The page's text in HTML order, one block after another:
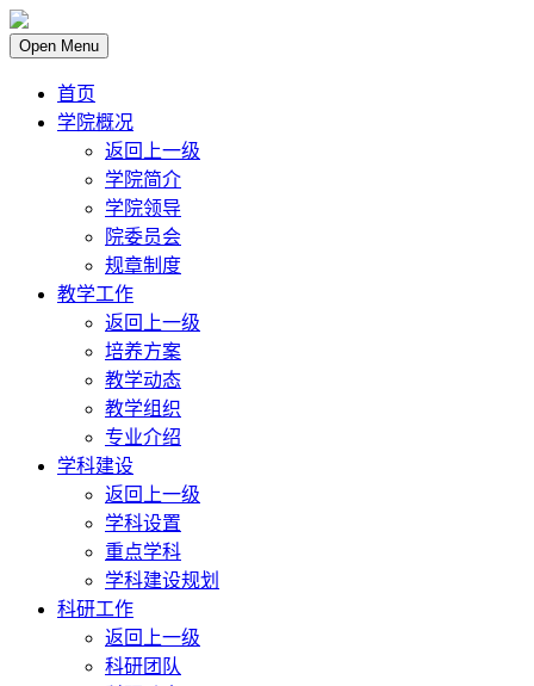
Open Menu
首页
学院概况
返回上一级
学院简介
学院领导
院委员会
规章制度
教学工作
返回上一级
培养方案
教学动态
教学组织
专业介绍
学科建设
返回上一级
学科设置
重点学科
学科建设规划
科研工作
返回上一级
科研团队